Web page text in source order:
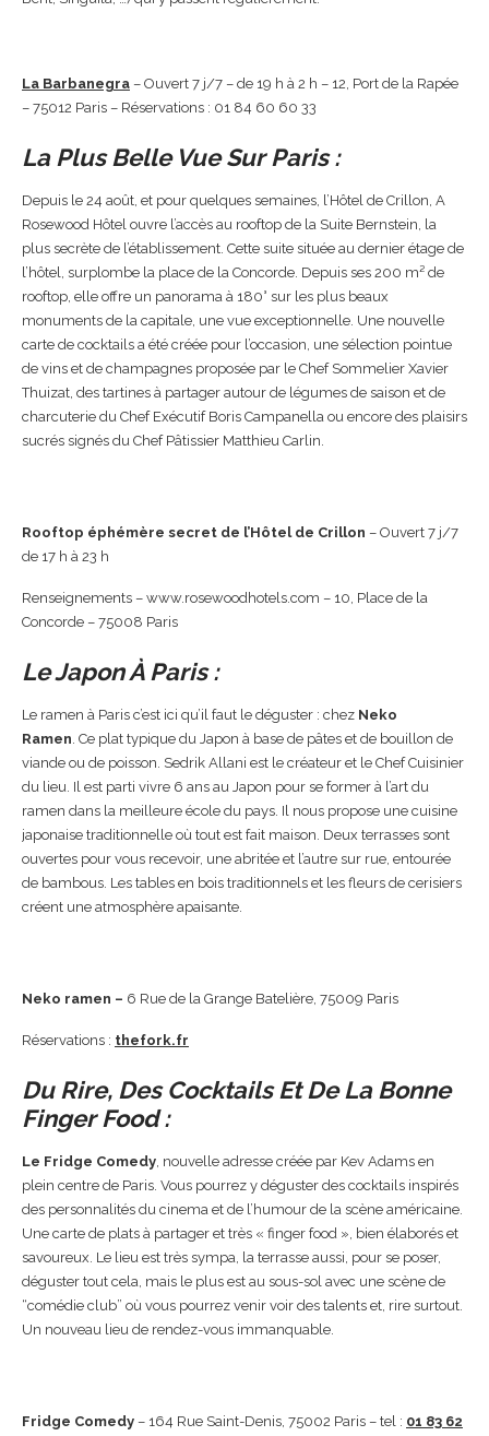
La Barbanegra – Ouvert 7 j/7 – de 19 h à 2 h – 12, Port de la Rapée
– 75012 Paris – Réservations : 01 84 60 60 33
La Plus Belle Vue Sur Paris :
Depuis le 24 août, et pour quelques semaines, l’Hôtel de Crillon, A
Rosewood Hôtel ouvre l’accès au rooftop de la Suite Bernstein, la
plus secrète de l’établissement. Cette suite située au dernier étage de
l’hôtel, surplombe la place de la Concorde. Depuis ses 200 m² de
rooftop, elle offre un panorama à 180° sur les plus beaux
monuments de la capitale, une vue exceptionnelle. Une nouvelle
carte de cocktails a été créée pour l’occasion, une sélection pointue
de vins et de champagnes proposée par le Chef Sommelier Xavier
Thuizat, des tartines à partager autour de légumes de saison et de
charcuterie du Chef Exécutif Boris Campanella ou encore des plaisirs
sucrés signés du Chef Pâtissier Matthieu Carlin.
Rooftop éphémère secret de l’Hôtel de Crillon – Ouvert 7 j/7
de 17 h à 23 h
Renseignements – www.rosewoodhotels.com – 10, Place de la
Concorde – 75008 Paris
Le Japon À Paris :
Le ramen à Paris c’est ici qu’il faut le déguster : chez Neko
Ramen. Ce plat typique du Japon à base de pâtes et de bouillon de
viande ou de poisson. Sedrik Allani est le créateur et le Chef Cuisinier
du lieu. Il est parti vivre 6 ans au Japon pour se former à l’art du
ramen dans la meilleure école du pays. Il nous propose une cuisine
japonaise traditionnelle où tout est fait maison. Deux terrasses sont
ouvertes pour vous recevoir, une abritée et l’autre sur rue, entourée
de bambous. Les tables en bois traditionnels et les fleurs de cerisiers
créent une atmosphère apaisante.
Neko ramen – 6 Rue de la Grange Batelière, 75009 Paris
Réservations : thefork.fr
Du Rire, Des Cocktails Et De La Bonne
Finger Food :
Le Fridge Comedy, nouvelle adresse créée par Kev Adams en
plein centre de Paris. Vous pourrez y déguster des cocktails inspirés
des personnalités du cinema et de l’humour de la scène américaine.
Une carte de plats à partager et très « finger food », bien élaborés et
savoureux. Le lieu est très sympa, la terrasse aussi, pour se poser,
déguster tout cela, mais le plus est au sous-sol avec une scène de
“comédie club” où vous pourrez venir voir des talents et, rire surtout.
Un nouveau lieu de rendez-vous immanquable.
Fridge Comedy – 164 Rue Saint-Denis, 75002 Paris – tel : 01 83 62